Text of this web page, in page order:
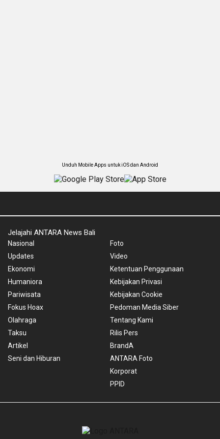
Unduh Mobile Apps untuk iOS dan Android
Jelajahi ANTARA News Bali
Nasional
Updates
Ekonomi
Humaniora
Pariwisata
Fokus Hoax
Olahraga
Taksu
Artikel
Seni dan Hiburan
Foto
Video
Ketentuan Penggunaan
Kebijakan Privasi
Kebijakan Cookie
Pedoman Media Siber
Tentang Kami
Rilis Pers
BrandA
ANTARA Foto
Korporat
PPID